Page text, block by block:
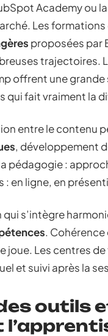
Academy ou la
Les formations
proposées par
trajectoires.
offrent une
fait vraiment la
entre le
, développement
pédagogie :
en ligne, en
s’intègre
.
joue. Les centres
et suivi après la
outils